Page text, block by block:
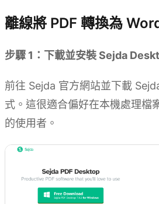
離線將 PDF 轉換為
步驟 1：下載並安裝 Sejda
前往 Sejda 官方網站並下載
式。這很適合偏好在本機處理檔
的使用者。